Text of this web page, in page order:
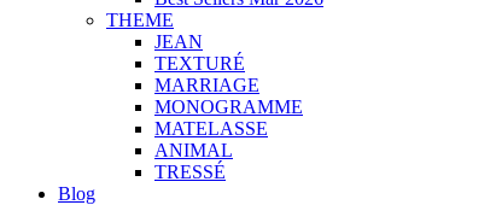
THEME
JEAN
TEXTURÉ
MARRIAGE
MONOGRAMME
MATELASSE
ANIMAL
TRESSÉ
Blog